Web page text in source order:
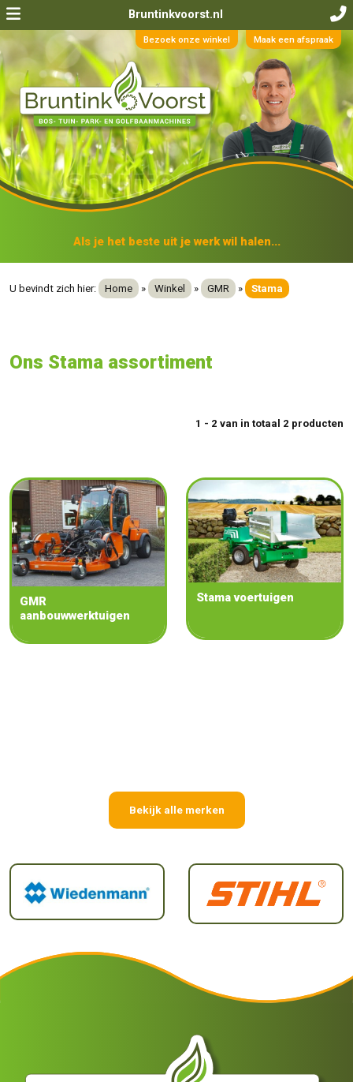
Bruntinkvoorst.nl
Bezoek onze winkel Maak een afspraak
Als je het beste uit je werk wil halen...
U bevindt zich hier: Home » Winkel » GMR » Stama
Ons Stama assortiment
1 - 2 van in totaal 2 producten
GMR
aanbouwwerktuigen
Stama voertuigen
Bekijk alle merken